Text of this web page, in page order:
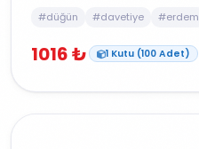
#düğün #davetiye #erdem
1016 ₺ 1 Kutu (100 Adet)